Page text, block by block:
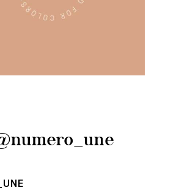
du 8 mars, nos
« Numéro Une »